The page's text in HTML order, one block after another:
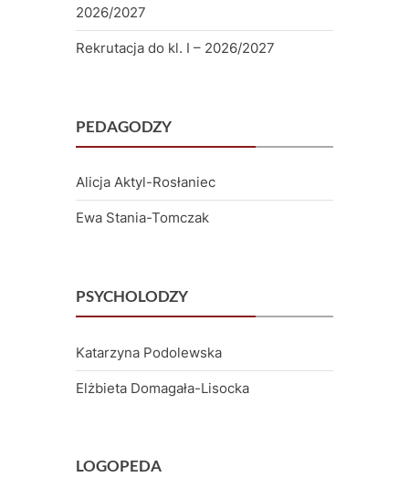
2026/2027
Rekrutacja do kl. I – 2026/2027
PEDAGODZY
Alicja Aktyl-Rosłaniec
Ewa Stania-Tomczak
PSYCHOLODZY
Katarzyna Podolewska
Elżbieta Domagała-Lisocka
LOGOPEDA